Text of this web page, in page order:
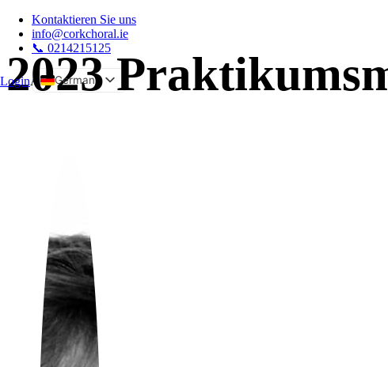
Kontaktieren Sie uns
info@corkchoral.ie
📞 0214215125
LoginA
German
Estonian
French
Hungarian
Italian
Polish
Portuguese
2023